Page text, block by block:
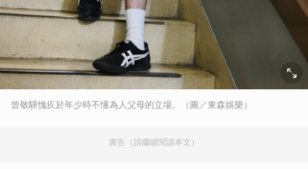
曾敬驊愧疚於年少時不懂為人父母的立場。（圖／東森娛樂）
廣告（請繼續閱讀本文）